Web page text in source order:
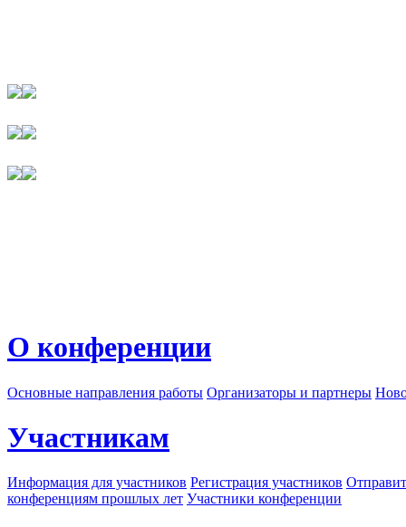
О конференции
Основные направления работы Организаторы и партнеры
Участникам
Информация для участников Регистрация участников
конференциям прошлых лет Участники конференции